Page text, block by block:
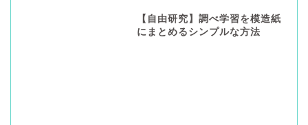
【自由研究】調べ学習を模造紙
にまとめるシンプルな方法